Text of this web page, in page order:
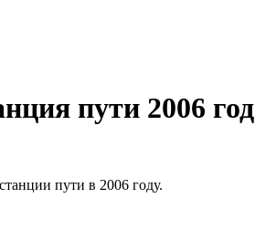
пути 2006 год
пути в 2006 году.